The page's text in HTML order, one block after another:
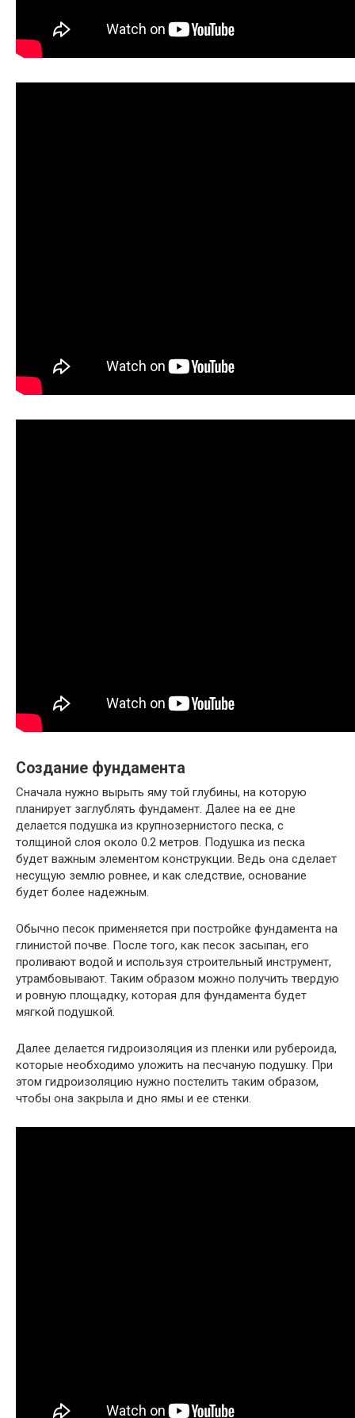
Создание фундамента
Сначала нужно вырыть яму той глубины, на которую
планирует заглублять фундамент. Далее на ее дне
делается подушка из крупнозернистого песка, с
толщиной слоя около 0.2 метров. Подушка из песка
будет важным элементом конструкции. Ведь она сделает
несущую землю ровнее, и как следствие, основание
будет более надежным.
Обычно песок применяется при постройке фундамента на
глинистой почве. После того, как песок засыпан, его
проливают водой и используя строительный инструмент,
утрамбовывают. Таким образом можно получить твердую
и ровную площадку, которая для фундамента будет
мягкой подушкой.
Далее делается гидроизоляция из пленки или рубероида,
которые необходимо уложить на песчаную подушку. При
этом гидроизоляцию нужно постелить таким образом,
чтобы она закрыла и дно ямы и ее стенки.